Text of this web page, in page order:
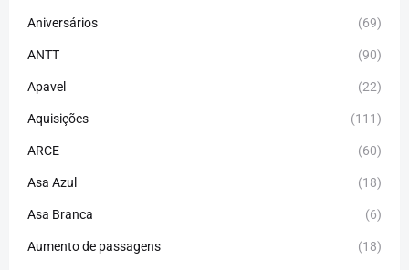
Aniversários (69)
ANTT (90)
Apavel (22)
Aquisições (111)
ARCE (60)
Asa Azul (18)
Asa Branca (6)
Aumento de passagens (18)